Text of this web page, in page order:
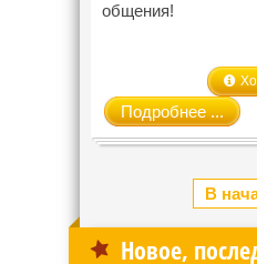
общения!
Подробнее ...
В
Новое,